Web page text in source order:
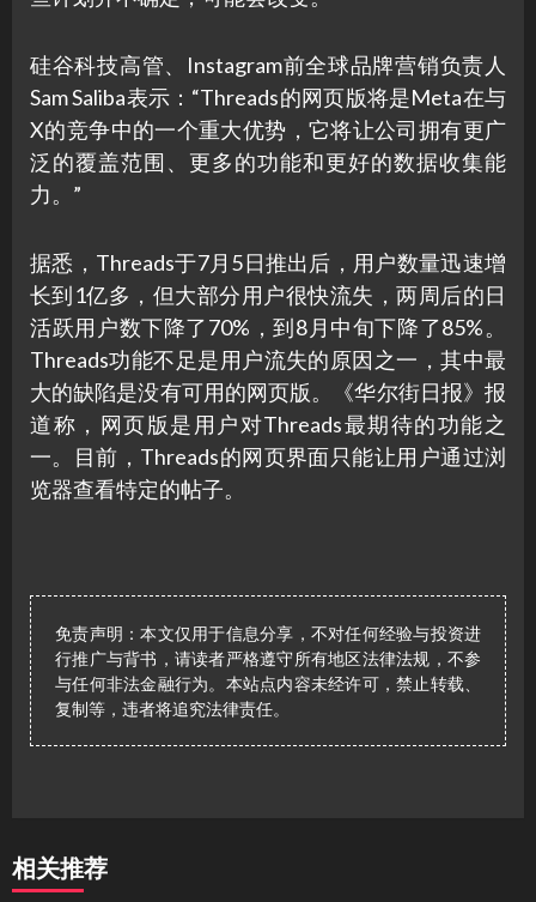
硅谷科技高管、Instagram前全球品牌营销负责人
Sam Saliba表示：“Threads的网页版将是Meta在与
X的竞争中的一个重大优势，它将让公司拥有更广
泛的覆盖范围、更多的功能和更好的数据收集能
力。”
据悉，Threads于7月5日推出后，用户数量迅速增
长到1亿多，但大部分用户很快流失，两周后的日
活跃用户数下降了70%，到8月中旬下降了85%。
Threads功能不足是用户流失的原因之一，其中最
大的缺陷是没有可用的网页版。《华尔街日报》报
道称，网页版是用户对Threads最期待的功能之
一。目前，Threads的网页界面只能让用户通过浏
览器查看特定的帖子。
免责声明：本文仅用于信息分享，不对任何经验与投资进
行推广与背书，请读者严格遵守所有地区法律法规，不参
与任何非法金融行为。本站点内容未经许可，禁止转载、
复制等，违者将追究法律责任。
相关推荐